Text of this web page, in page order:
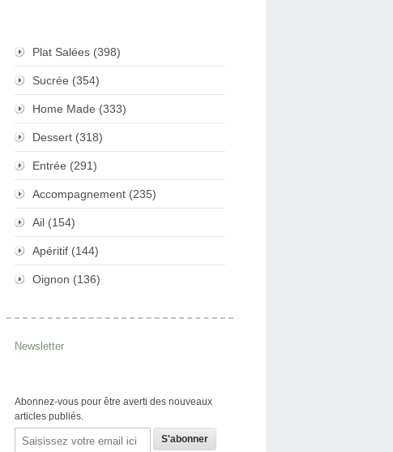
Plat Salées (398)
Sucrée (354)
Home Made (333)
Dessert (318)
Entrée (291)
Accompagnement (235)
Ail (154)
Apéritif (144)
Oignon (136)
Newsletter
Abonnez-vous pour être averti des nouveaux
articles publiés.
Email